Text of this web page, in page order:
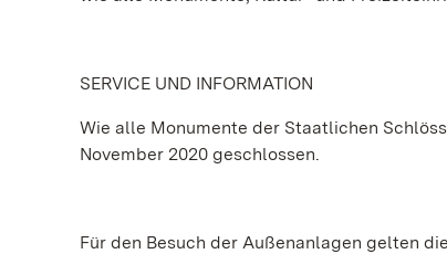
SERVICE UND INFORMATION
Wie alle Monumente der Staatlichen
November 2020 geschlossen.
Für den Besuch der Außenanlagen gelten